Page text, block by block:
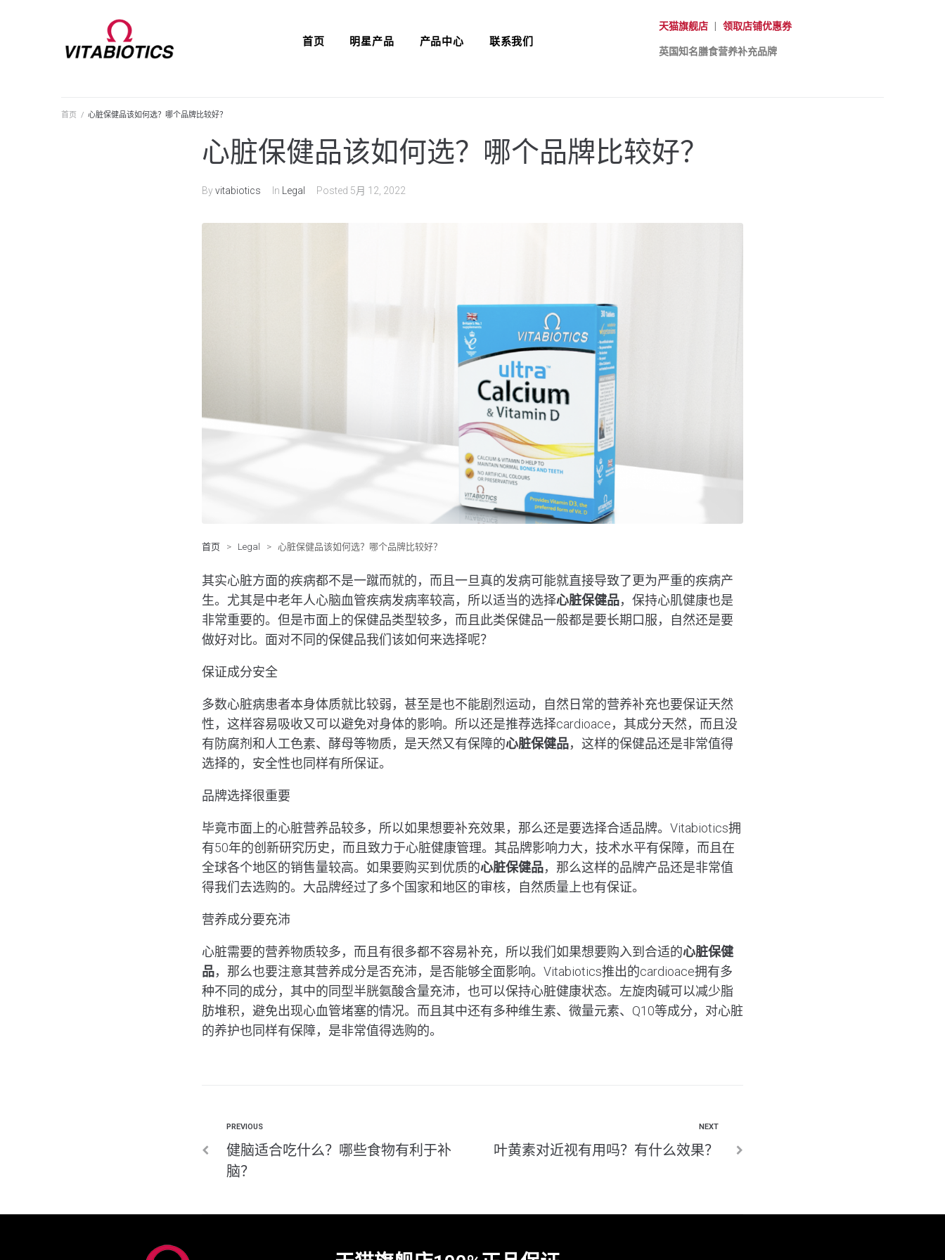
首页 明星产品 产品中心 联系我们
天猫旗舰店| 领取店铺优惠券
英国知名膳食营养补充品牌
首页 / 心脏保健品该如何选？哪个品牌比较好？
心脏保健品该如何选？哪个品牌比较好？
Byvitabiotics In Legal Posted 5月 12, 2022
首页 > Legal > 心脏保健品该如何选？哪个品牌比较好？
其实心脏方面的疾病都不是一蹴而就的，而且一旦真的发病可能就直接导致了更为严重的疾病产
生。尤其是中老年人心脑血管疾病发病率较高，所以适当的选择心脏保健品，保持心肌健康也是
非常重要的。但是市面上的保健品类型较多，而且此类保健品一般都是要长期口服，自然还是要
做好对比。面对不同的保健品我们该如何来选择呢？
保证成分安全
多数心脏病患者本身体质就比较弱，甚至是也不能剧烈运动，自然日常的营养补充也要保证天然
性，这样容易吸收又可以避免对身体的影响。所以还是推荐选择cardioace，其成分天然，而且没
有防腐剂和人工色素、酵母等物质，是天然又有保障的心脏保健品，这样的保健品还是非常值得
选择的，安全性也同样有所保证。
品牌选择很重要
毕竟市面上的心脏营养品较多，所以如果想要补充效果，那么还是要选择合适品牌。Vitabiotics拥
有50年的创新研究历史，而且致力于心脏健康管理。其品牌影响力大，技术水平有保障，而且在
全球各个地区的销售量较高。如果要购买到优质的心脏保健品，那么这样的品牌产品还是非常值
得我们去选购的。大品牌经过了多个国家和地区的审核，自然质量上也有保证。
营养成分要充沛
心脏需要的营养物质较多，而且有很多都不容易补充，所以我们如果想要购入到合适的心脏保健
品，那么也要注意其营养成分是否充沛，是否能够全面影响。Vitabiotics推出的cardioace拥有多
种不同的成分，其中的同型半胱氨酸含量充沛，也可以保持心脏健康状态。左旋肉碱可以减少脂
肪堆积，避免出现心血管堵塞的情况。而且其中还有多种维生素、微量元素、Q10等成分，对心脏
的养护也同样有保障，是非常值得选购的。
PREVIOUS
健脑适合吃什么？哪些食物有利于补
脑？
NEXT
叶黄素对近视有用吗？有什么效果？